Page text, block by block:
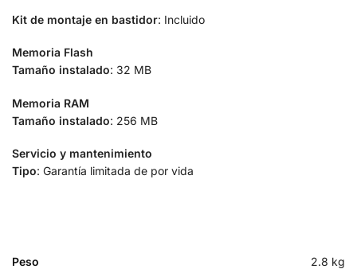
Kit de montaje en bastidor: Incluido
Memoria Flash
Tamaño instalado: 32 MB
Memoria RAM
Tamaño instalado: 256 MB
Servicio y mantenimiento
Tipo: Garantía limitada de por vida
Peso 2.8 kg